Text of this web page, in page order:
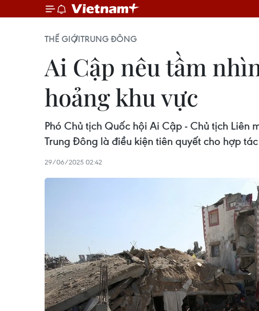
THẾ GIỚITRUNG ĐÔNG
Ai Cập nêu tầm
hoảng khu vực
Phó Chủ tịch Quốc hội Ai Cập - Chủ tịch
Trung Đông là điều kiện tiên quyết cho hợp
29/06/2025 02:42